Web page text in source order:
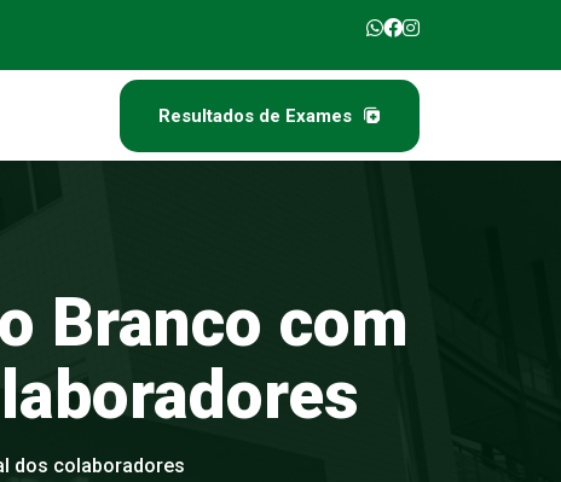
Resultados de Exames
Branco com
dos colaboradores